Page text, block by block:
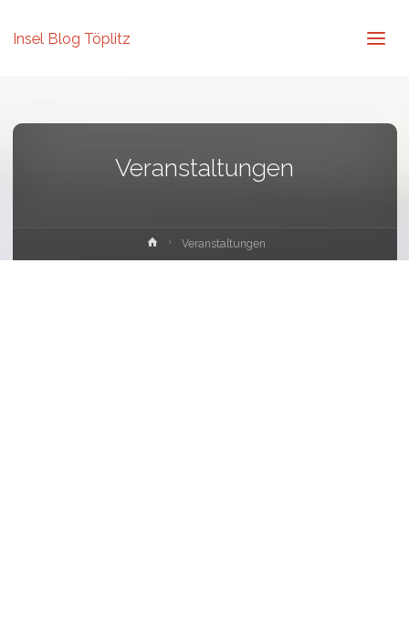
Insel Blog Töplitz
Veranstaltungen
HomeVeranstaltungen